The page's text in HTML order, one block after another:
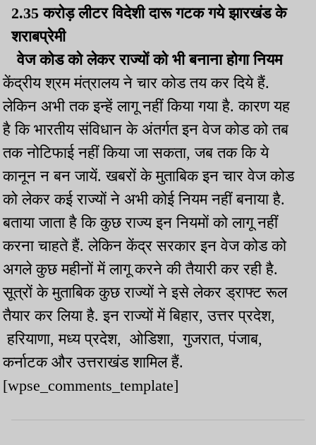
2.35 करोड़ लीटर विदेशी दारू गटक गये झारखंड के
शराबप्रेमी
वेज कोड को लेकर राज्यों को भी बनाना होगा नियम
केंद्रीय श्रम मंत्रालय ने चार कोड तय कर दिये हैं.
लेकिन अभी तक इन्हें लागू नहीं किया गया है. कारण यह
है कि भारतीय संविधान के अंतर्गत इन वेज कोड को तब
तक नोटिफाई नहीं किया जा सकता, जब तक कि ये
कानून न बन जायें. खबरों के मुताबिक इन चार वेज कोड
को लेकर कई राज्यों ने अभी कोई नियम नहीं बनाया है.
बताया जाता है कि कुछ राज्य इन नियमों को लागू नहीं
करना चाहते हैं. लेकिन केंद्र सरकार इन वेज कोड को
अगले कुछ महीनों में लागू करने की तैयारी कर रही है.
सूत्रों के मुताबिक कुछ राज्यों ने इसे लेकर ड्राफ्ट रूल
तैयार कर लिया है. इन राज्यों में बिहार, उत्तर प्रदेश,
हरियाणा, मध्य प्रदेश, ओडिशा, गुजरात, पंजाब,
कर्नाटक और उत्तराखंड शामिल हैं.
[wpse_comments_template]